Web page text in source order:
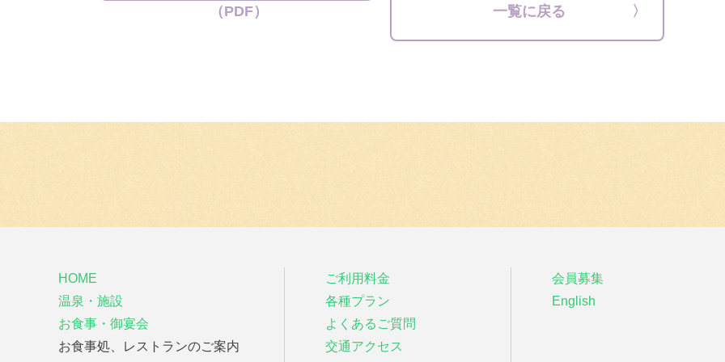
（PDF） 一覧に戻る
HOME
温泉・施設
お食事・御宴会
お食事処、レストランのご案内
ご利用料金
各種プラン
よくあるご質問
交通アクセス
会員募集
English